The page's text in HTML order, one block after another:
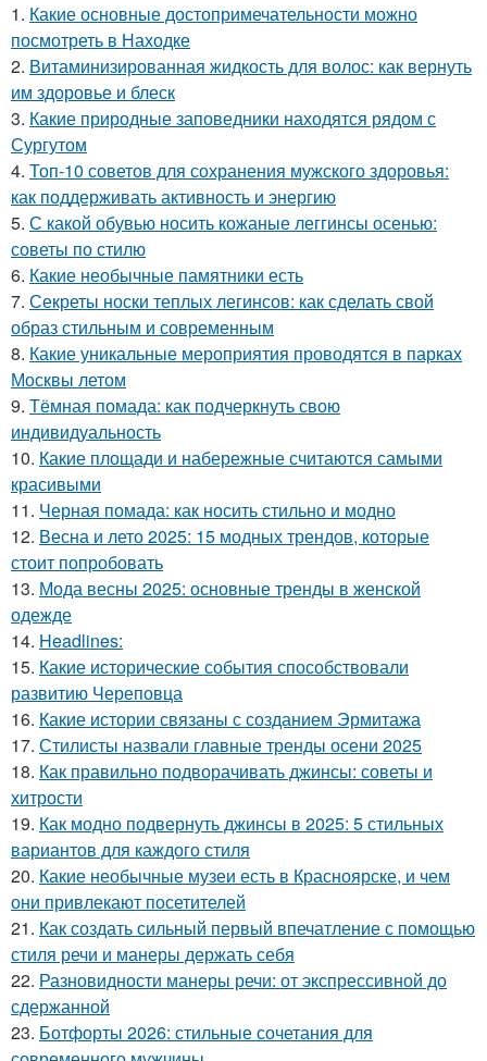
1. Какие основные достопримечательности можно
посмотреть в Находке
2. Витаминизированная жидкость для волос: как вернуть
им здоровье и блеск
3. Какие природные заповедники находятся рядом с
Сургутом
4. Топ-10 советов для сохранения мужского здоровья:
как поддерживать активность и энергию
5. С какой обувью носить кожаные леггинсы осенью:
советы по стилю
6. Какие необычные памятники есть
7. Секреты носки теплых легинсов: как сделать свой
образ стильным и современным
8. Какие уникальные мероприятия проводятся в парках
Москвы летом
9. Тёмная помада: как подчеркнуть свою
индивидуальность
10. Какие площади и набережные считаются самыми
красивыми
11. Черная помада: как носить стильно и модно
12. Весна и лето 2025: 15 модных трендов, которые
стоит попробовать
13. Мода весны 2025: основные тренды в женской
одежде
14. Headlines:
15. Какие исторические события способствовали
развитию Череповца
16. Какие истории связаны с созданием Эрмитажа
17. Стилисты назвали главные тренды осени 2025
18. Как правильно подворачивать джинсы: советы и
хитрости
19. Как модно подвернуть джинсы в 2025: 5 стильных
вариантов для каждого стиля
20. Какие необычные музеи есть в Красноярске, и чем
они привлекают посетителей
21. Как создать сильный первый впечатление с помощью
стиля речи и манеры держать себя
22. Разновидности манеры речи: от экспрессивной до
сдержанной
23. Ботфорты 2026: стильные сочетания для